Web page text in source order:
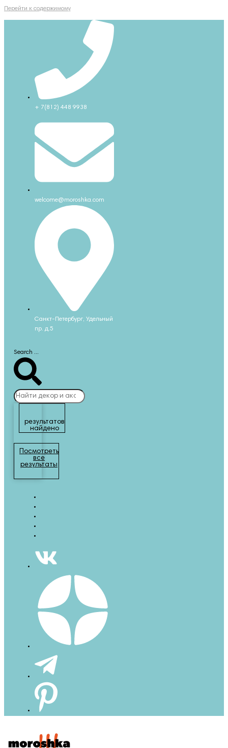
Перейти к содержимому
+ 7(812) 448 9938
welcome@moroshka.com
Санкт-Петербург, Удельный
пр. д.5
Search ...
результатов
найдено
Посмотреть
все
результаты